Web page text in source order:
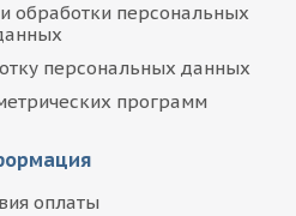
обработки персональных
персональных данных
программ
оплаты